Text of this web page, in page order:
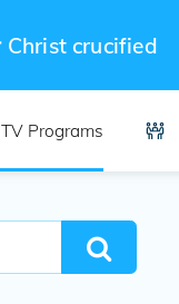
Christ crucified
TV Programs